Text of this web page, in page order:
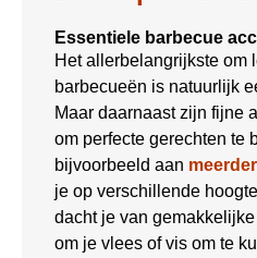
Essentiele barbecue
Het allerbelangrijkste om
barbecueën is natuurlijk
Maar daarnaast zijn fijne
om perfecte gerechten te
bijvoorbeeld aan
je op verschillende
dacht je van gemakkelijke
om je vlees of vis om te